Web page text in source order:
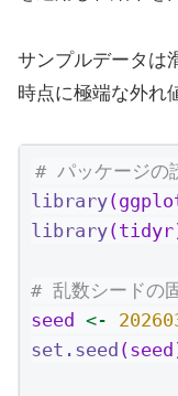
サンプルデータは
時点に極端な外れ
# パッケージの
library
library
# 乱数シードの
seed <-
set.seed